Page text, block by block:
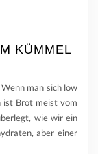
KÜMMEL
man sich low
ist Brot meist vom
wie wir ein
aber einer